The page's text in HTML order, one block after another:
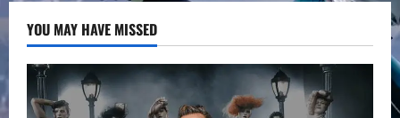
YOU MAY HAVE MISSED